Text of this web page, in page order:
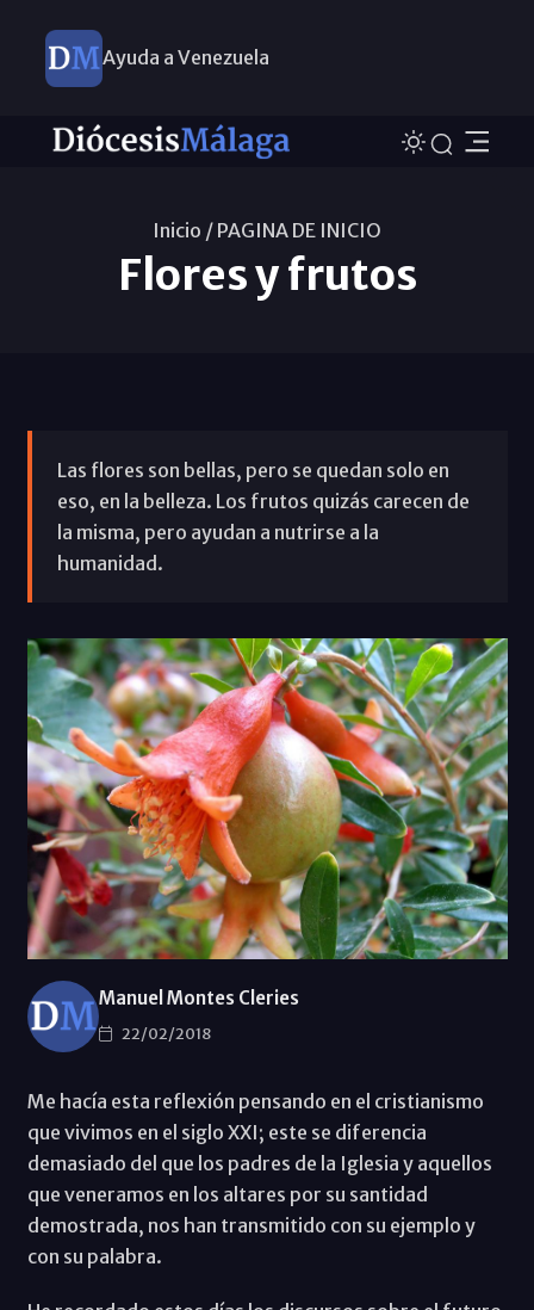
Ayuda a Venezuela
Inicio / PAGINA DE INICIO
Flores y frutos
Las flores son bellas, pero se quedan solo en
eso, en la belleza. Los frutos quizás carecen de
la misma, pero ayudan a nutrirse a la
humanidad.
Manuel Montes Cleries
22/02/2018
Me hacía esta reflexión pensando en el cristianismo
que vivimos en el siglo XXI; este se diferencia
demasiado del que los padres de la Iglesia y aquellos
que veneramos en los altares por su santidad
demostrada, nos han transmitido con su ejemplo y
con su palabra.